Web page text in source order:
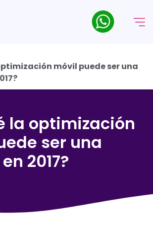
móvil puede ser una
la optimización
ser una
2017?